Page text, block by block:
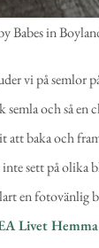
vi på semlor
och så en
att baka och
sett på olika
en fotovänlig
Livet Hemma